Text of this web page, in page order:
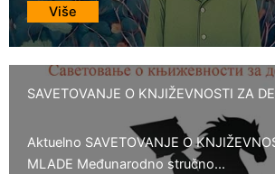
Više
SAVETOVANJE O KNJIŽEVNOSTI ZA
Aktuelno SAVETOVANJE O
MLADE Međunarodno stručno...